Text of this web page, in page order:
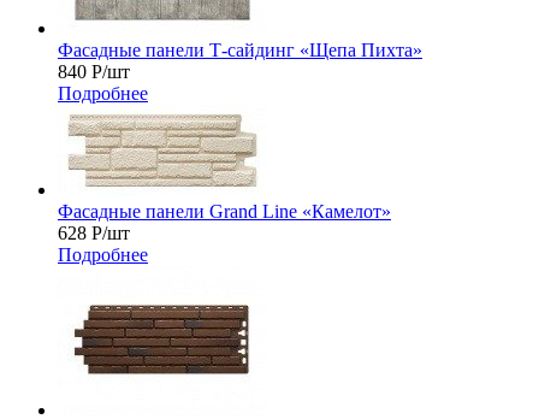
Фасадные панели Т-сайдинг «Щепа Пихта»
840 Р/шт
Подробнее
Фасадные панели Grand Line «Камелот»
628 Р/шт
Подробнее